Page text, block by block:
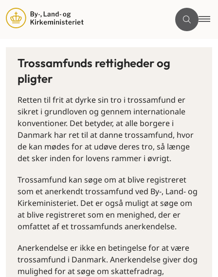
Trossamfunds rettigheder og
pligter
Retten til frit at dyrke sin tro i trossamfund er
sikret i grundloven og gennem internationale
konventioner. Det betyder, at alle borgere i
Danmark har ret til at danne trossamfund, hvor
de kan mødes for at udøve deres tro, så længe
det sker inden for lovens rammer i øvrigt.
Trossamfund kan søge om at blive registreret
som et anerkendt trossamfund ved By-, Land- og
Kirkeministeriet. Det er også muligt at søge om
at blive registreret som en menighed, der er
omfattet af et trossamfunds anerkendelse.
Anerkendelse er ikke en betingelse for at være
trossamfund i Danmark. Anerkendelse giver dog
mulighed for at søge om skattefradrag,